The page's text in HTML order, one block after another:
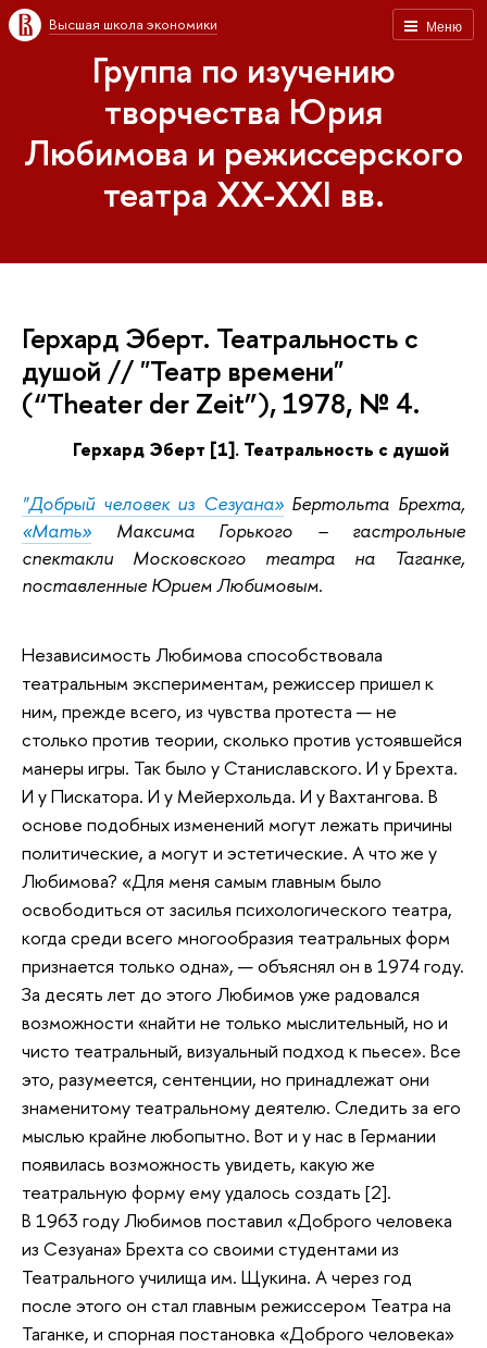
Меню
Высшая школа экономики
Группа по изучению
творчества Юрия
Любимова и режиссерского
театра XX-XXI вв.
Герхард Эберт. Театральность с
душой // "Театр времени"
(“Theater der Zeit”), 1978, № 4.
Герхард Эберт [1]. Театральность с душой
"Добрый человек из Сезуана»Бертольта Брехта,
«Мать» Максима Горького – гастрольные
спектакли Московского театра на Таганке,
поставленные Юрием Любимовым.
Независимость Любимова способствовала
театральным экспериментам, режиссер пришел к
ним, прежде всего, из чувства протеста — не
столько против теории, сколько против устоявшейся
манеры игры. Так было у Станиславского. И у Брехта.
И у Пискатора. И у Мейерхольда. И у Вахтангова. В
основе подобных изменений могут лежать причины
политические, а могут и эстетические. А что же у
Любимова? «Для меня самым главным было
освободиться от засилья психологического театра,
когда среди всего многообразия театральных форм
признается только одна», — объяснял он в 1974 году.
За десять лет до этого Любимов уже радовался
возможности «найти не только мыслительный, но и
чисто театральный, визуальный подход к пьесе». Все
это, разумеется, сентенции, но принадлежат они
знаменитому театральному деятелю. Следить за его
мыслью крайне любопытно. Вот и у нас в Германии
появилась возможность увидеть, какую же
театральную форму ему удалось создать [2].
В 1963 году Любимов поставил «Доброго человека
из Сезуана» Брехта со своими студентами из
Театрального училища им. Щукина. А через год
после этого он стал главным режиссером Театра на
Таганке, и спорная постановка «Доброго человека»